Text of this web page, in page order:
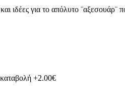
ιδέες για το απόλυτο ¨αξεσουάρ¨
+2.00€